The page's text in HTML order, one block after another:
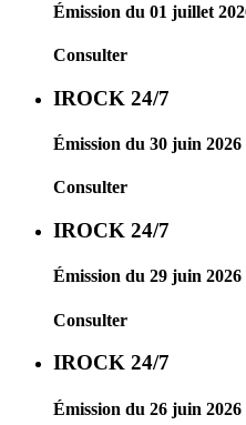
Émission du 01 juillet
Consulter
IROCK 24/7
Émission du 30 juin 2026
Consulter
IROCK 24/7
Émission du 29 juin 2026
Consulter
IROCK 24/7
Émission du 26 juin 2026